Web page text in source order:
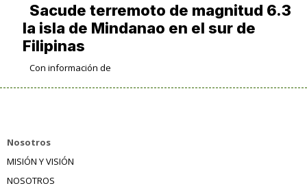
Sacude terremoto de magnitud 6.3
la isla de Mindanao en el sur de
Filipinas
Con información de
Nosotros
MISIÓN Y VISIÓN
NOSOTROS